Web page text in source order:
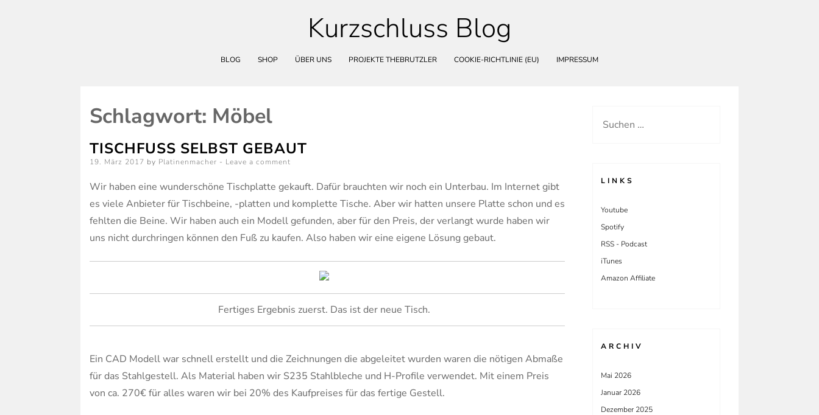
Skip
to
content
Kurzschluss Blog
BLOG SHOP ÜBER UNS PROJEKTE THEBRUTZLER COOKIE-RICHTLINIE (EU) IMPRESSUM
Schlagwort: Möbel
TISCHFUSS SELBST GEBAUT
Posted
19. März 2017 by Platinenmacher Leave a comment
Wir haben eine wunderschöne Tischplatte gekauft. Dafür brauchten wir noch ein Unterbau. Im Internet gibt
es viele Anbieter für Tischbeine, -platten und komplette Tische. Aber wir hatten unsere Platte schon und es
fehlten die Beine. Wir haben auch ein Modell gefunden, aber für den Preis, der verlangt wurde haben wir
uns nicht durchringen können den Fuß zu kaufen. Also haben wir eine eigene Lösung gebaut.
Fertiges Ergebnis zuerst. Das ist der neue Tisch.
Ein CAD Modell war schnell erstellt und die Zeichnungen die abgeleitet wurden waren die nötigen Abmaße
für das Stahlgestell. Als Material haben wir S235 Stahlbleche und H-Profile verwendet. Mit einem Preis
von ca. 270€ für alles waren wir bei 20% des Kaufpreises für das fertige Gestell.
Suchen
LINKS
Youtube
Spotify
RSS - Podcast
iTunes
Amazon Affiliate
ARCHIV
Mai 2026
Januar 2026
Dezember 2025